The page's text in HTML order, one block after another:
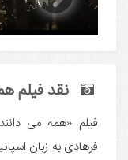
نقد فیلم
فرهادی به زبان